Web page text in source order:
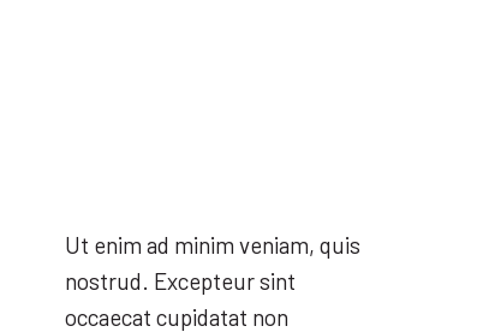
Ut enim ad minim veniam, quis
nostrud. Excepteur sint
occaecat cupidatat non